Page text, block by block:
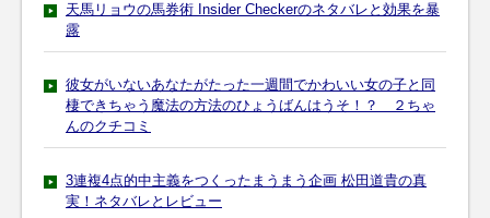
天馬リョウの馬券術 Insider Checkerのネタバレと効果を暴
露
彼女がいないあなたがたった一週間でかわいい女の子と同
棲できちゃう魔法の方法のひょうばんはうそ！？ ２ちゃ
んのクチコミ
3連複4点的中主義をつくったまうまう企画 松田道貴の真
実！ネタバレとレビュー